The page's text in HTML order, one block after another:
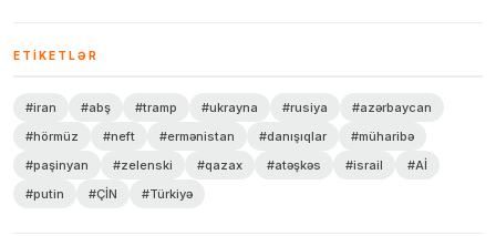
ETIKETLƏR
#iran #abş #tramp #ukrayna #rusiya
#azərbaycan
#hörmüz
#neft #ermənistan #danışıqlar
#müharibə
#paşinyan
#zelenski #qazax #atəşkəs #israil
#Aİ
#putin
#ÇİN #Türkiyə